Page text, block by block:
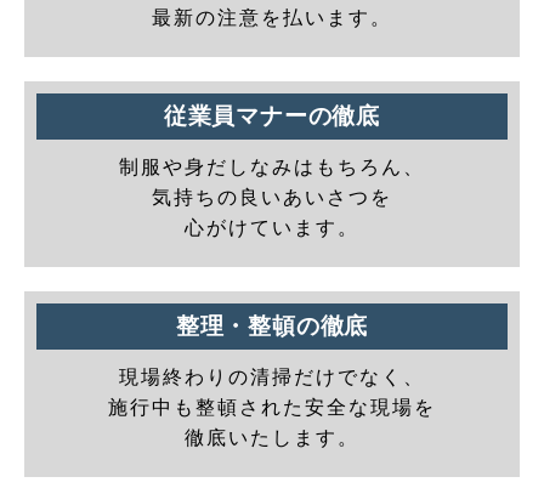
最新の注意を払います。
従業員マナーの徹底
制服や身だしなみはもちろん、
気持ちの良いあいさつを
心がけています。
整理・整頓の徹底
現場終わりの清掃だけでなく、
施行中も整頓された安全な現場を
徹底いたします。